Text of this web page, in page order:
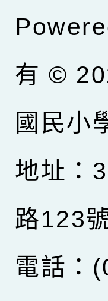
有 ©
國民小
地址：
路123
電話：